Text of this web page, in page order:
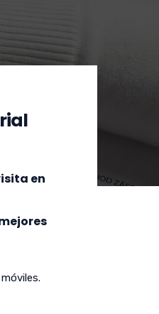
en